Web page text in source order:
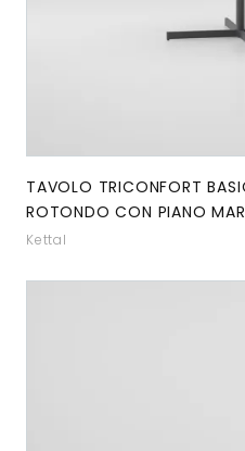
TAVOLO TRICONFORT
ROTONDO CON PIANO
Kettal